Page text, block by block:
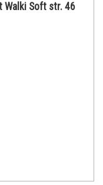
Walki Soft str. 46